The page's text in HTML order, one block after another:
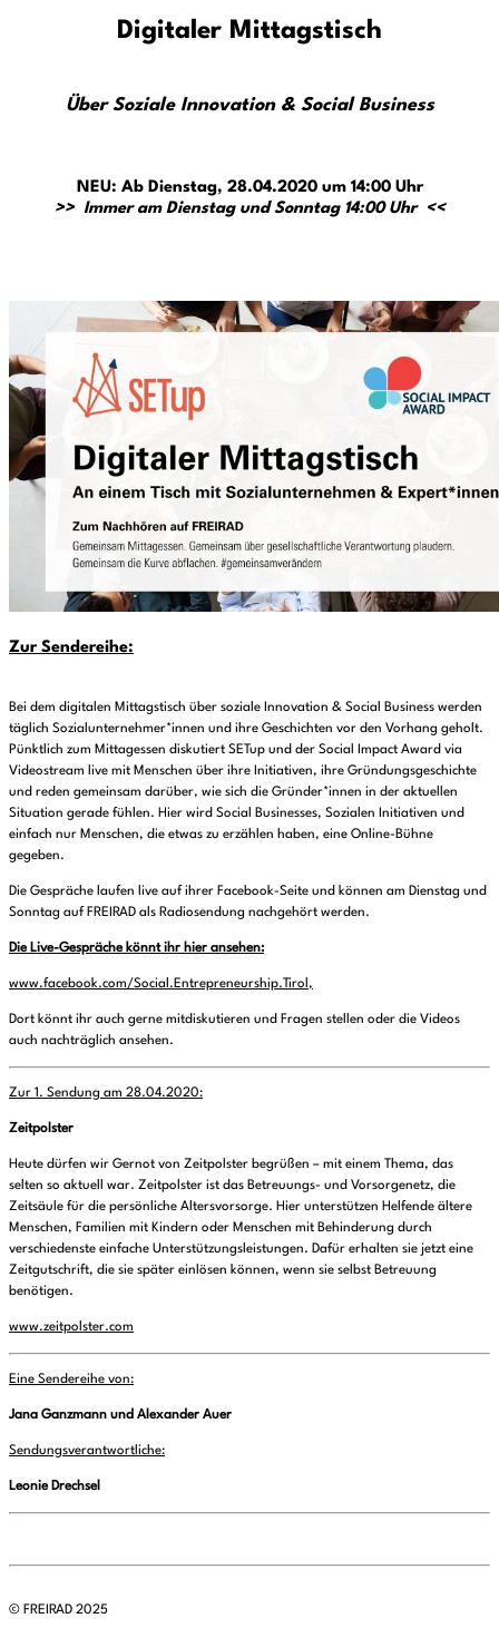
Digitaler Mittagstisch
Über Soziale Innovation & Social Business
NEU: Ab Dienstag, 28.04.2020 um 14:00 Uhr
>> Immer am Dienstag und Sonntag 14:00 Uhr <<
Zur Sendereihe:
Bei dem digitalen Mittagstisch über soziale Innovation & Social Business werden
täglich Sozialunternehmer*innen und ihre Geschichten vor den Vorhang geholt.
Pünktlich zum Mittagessen diskutiert SETup und der Social Impact Award via
Videostream live mit Menschen über ihre Initiativen, ihre Gründungsgeschichte
und reden gemeinsam darüber, wie sich die Gründer*innen in der aktuellen
Situation gerade fühlen. Hier wird Social Businesses, Sozialen Initiativen und
einfach nur Menschen, die etwas zu erzählen haben, eine Online-Bühne
gegeben.
Die Gespräche laufen live auf ihrer Facebook-Seite und können am Dienstag und
Sonntag auf FREIRAD als Radiosendung nachgehört werden.
Die Live-Gespräche könnt ihr hier ansehen:
www.facebook.com/Social.Entrepreneurship.Tirol,
Dort könnt ihr auch gerne mitdiskutieren und Fragen stellen oder die Videos
auch nachträglich ansehen.
Zur 1. Sendung am 28.04.2020:
Zeitpolster
Heute dürfen wir Gernot von Zeitpolster begrüßen – mit einem Thema, das
selten so aktuell war. Zeitpolster ist das Betreuungs- und Vorsorgenetz, die
Zeitsäule für die persönliche Altersvorsorge. Hier unterstützen Helfende ältere
Menschen, Familien mit Kindern oder Menschen mit Behinderung durch
verschiedenste einfache Unterstützungsleistungen. Dafür erhalten sie jetzt eine
Zeitgutschrift, die sie später einlösen können, wenn sie selbst Betreuung
benötigen.
www.zeitpolster.com
Eine Sendereihe von:
Jana Ganzmann und Alexander Auer
Sendungsverantwortliche:
Leonie Drechsel
© FREIRAD 2025